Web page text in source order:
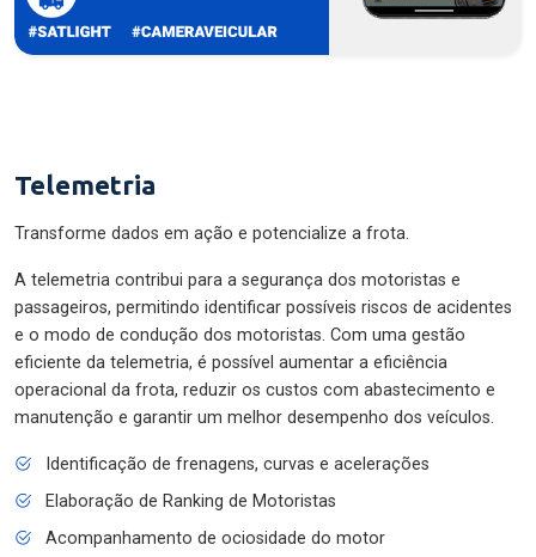
Telemetria
Transforme dados em ação e potencialize a frota.
A telemetria contribui para a segurança dos motoristas e
passageiros, permitindo identificar possíveis riscos de acidentes
e o modo de condução dos motoristas. Com uma gestão
eficiente da telemetria, é possível aumentar a eficiência
operacional da frota, reduzir os custos com abastecimento e
manutenção e garantir um melhor desempenho dos veículos.
Identificação de frenagens, curvas e acelerações
Elaboração de Ranking de Motoristas
Acompanhamento de ociosidade do motor